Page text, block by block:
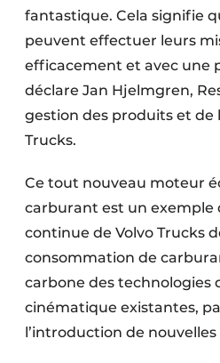
fantastique. Cela signifie
peuvent effectuer leurs
efficacement et avec une
déclare Jan Hjelmgren,
gestion des produits et de
Trucks.
Ce tout nouveau moteur
carburant est un exemple
continue de Volvo Trucks
consommation de
carbone des technologies
cinématique existantes,
l’introduction de